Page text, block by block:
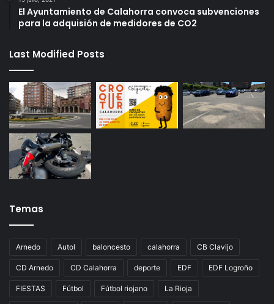
El Ayuntamiento de Calahorra convoca subvenciones
para la adquisión de medidores de CO2
Last Modified Posts
Temas
Arnedo Autol baloncesto calahorra CB Clavijo
CD Arnedo CD Calahorra deporte EDF EDF Logroño
FIESTAS Fútbol Fútbol riojano La Rioja